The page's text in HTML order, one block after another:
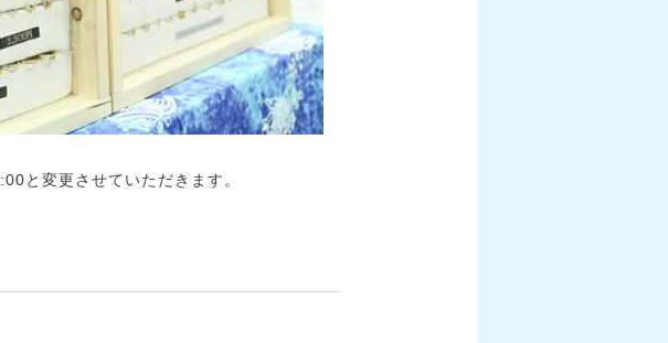
と変更させていただきます。